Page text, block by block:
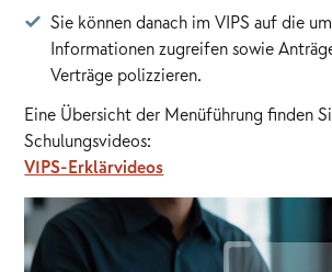
Sie können danach im VIPS auf die
Informationen zugreifen sowie
Verträge polizzieren.
Eine Übersicht der Menüführung finden
Schulungsvideos:
VIPS-Erklärvideos